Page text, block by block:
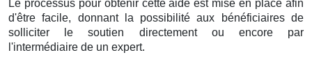
Le processus pour obtenir cette aide est mise en place afin
d'être facile, donnant la possibilité aux bénéficiaires de
solliciter le soutien directement ou encore par
l'intermédiaire de un expert.